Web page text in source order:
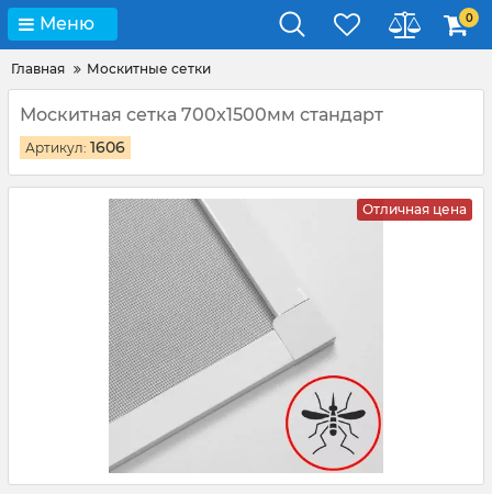
Меню 0
Главная Москитные сетки
Москитная сетка 700x1500мм стандарт
Артикул: 1606
Отличная цена